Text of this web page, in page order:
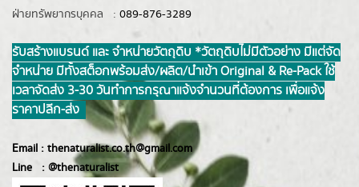
ฝ่ายทรัพยากรบุคคล : 089-876-3289
รับสร้างแบรนด์ และ จำหน่ายวัตถุดิบ *วัตถุดิบไม่มีตัวอย่าง มีแต่จัด
จำหน่าย มีทั้งสต็อกพร้อมส่ง/ผลิต/นำเข้า Original & Re-Pack ใช้
เวลาจัดส่ง 3-30 วันทำการ กรุณาแจ้งจำนวนที่ต้องการ เพื่อแจ้ง
ราคาปลีก-ส่ง
Email : thenaturalist.co.th@gmail.com
Line : @thenaturalist